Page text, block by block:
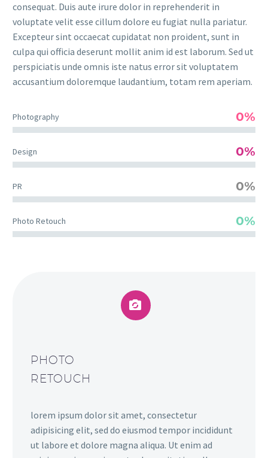
consequat. Duis aute irure dolor in reprehenderit in
voluptate velit esse cillum dolore eu fugiat nulla pariatur.
Excepteur sint occaecat cupidatat non proident, sunt in
culpa qui officia deserunt mollit anim id est laborum. Sed ut
perspiciatis unde omnis iste natus error sit voluptatem
accusantium doloremque laudantium, totam rem aperiam.
Photography 0%
Design 0%
PR 0%
Photo Retouch 0%


PHOTO
RETOUCH
lorem ipsum dolor sit amet, consectetur
adipisicing elit, sed do eiusmod tempor incididunt
ut labore et dolore magna aliqua. Ut enim ad